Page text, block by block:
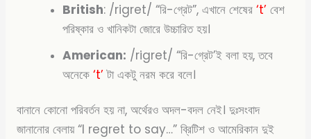
British: /rigret/ “রি-গ্রেট”, এখানে শেষের‘t’ বেশ
পরিষ্কার ও খানিকটা জোরে উচ্চারিত হয়।
American: /rigret/ “রি-গ্রেট’ই বলা হয়, তবে
অনেকে‘t’ টা একটু নরম করে বলে।
বানানে কোনো পরিবর্তন হয় না, অর্থেরও অদল-বদল নেই। দুঃসংবাদ
জানানোর বেলায় “I regret to say…” ব্রিটিশ ও আমেরিকান দুই